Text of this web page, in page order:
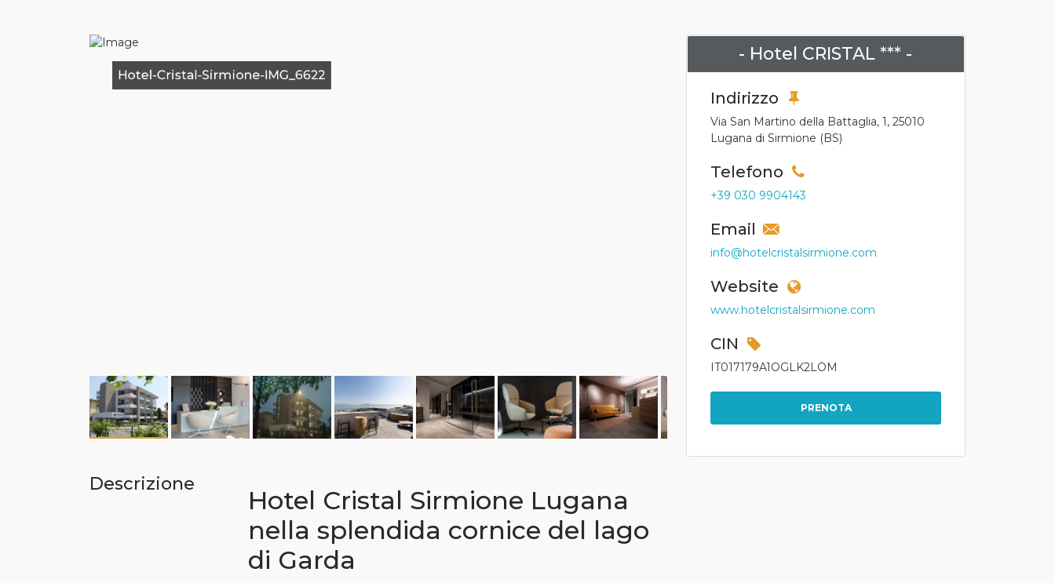
Hotel-Cristal-Sirmione-IMG_6622
Descrizione
Hotel Cristal Sirmione Lugana
nella splendida cornice del lago
di Garda
- Hotel CRISTAL *** -
Indirizzo
Via San Martino della Battaglia, 1, 25010
Lugana di Sirmione (BS)
Telefono
+39 030 9904143
Email
info@hotelcristalsirmione.com
Website
www.hotelcristalsirmione.com
CIN
IT017179A1OGLK2LOM
PRENOTA